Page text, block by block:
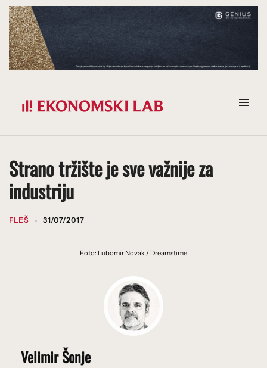
Prijeđi
na
sadržaj
Strano tržište je sve važnije za
industriju
FLEŠ 31/07/2017
Foto: Lubomir Novak / Dreamstime
Velimir Šonje